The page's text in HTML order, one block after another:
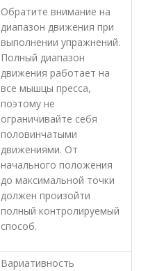
Обратите внимание на
диапазон движения при
выполнении упражнений.
Полный диапазон
движения работает на
все мышцы пресса,
поэтому не
ограничивайте себя
половинчатыми
движениями. От
начального положения
до максимальной точки
должен произойти
полный контролируемый
способ.
Вариативность